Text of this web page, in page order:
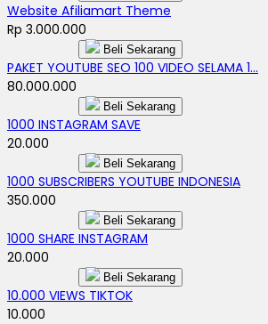
Website Afiliamart Theme
Rp 3.000.000
Beli Sekarang
PAKET YOUTUBE SEO 100 VIDEO SELAMA 1...
80.000.000
Beli Sekarang
1000 INSTAGRAM SAVE
20.000
Beli Sekarang
1000 SUBSCRIBERS YOUTUBE INDONESIA
350.000
Beli Sekarang
1000 SHARE INSTAGRAM
20.000
Beli Sekarang
10.000 VIEWS TIKTOK
10.000